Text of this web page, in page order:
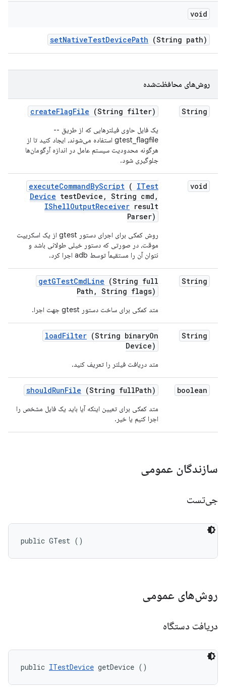
void
setNativeTestDevicePath (String path)
روش‌های محافظت‌شده
String
createFlagFile (String filter)
یک فایل حاوی فیلترهایی که از طریق --
gtest_flagfile استفاده می‌شوند، ایجاد کنید تا از
هرگونه محدودیت سیستم عامل در اندازه آرگومان‌ها
جلوگیری شود.
void
executeCommandByScript ( ITest
Device testDevice , String cmd ,
IShellOutputReceiver result
Parser)
روش کمکی برای اجرای دستور gtest از یک اسکریپت
موقت، در صورتی که دستور خیلی طولانی باشد و
نتوان آن را مستقیماً توسط adb اجرا کرد.
String
getGTestCmdLine (String full
Path , String flags)
متد کمکی برای ساخت دستور gtest جهت اجرا.
String
loadFilter (String binaryOn
Device)
متد دریافت فیلتر را تعریف کنید.
boolean
shouldRunFile (String fullPath)
متد کمکی برای تعیین اینکه آیا باید یک فایل مشخص را
اجرا کنیم یا خیر.
سازندگان عمومی
جی‌تست
public GTest ()
روش‌های عمومی
دریافت دستگاه
public ITestDevice getDevice ()